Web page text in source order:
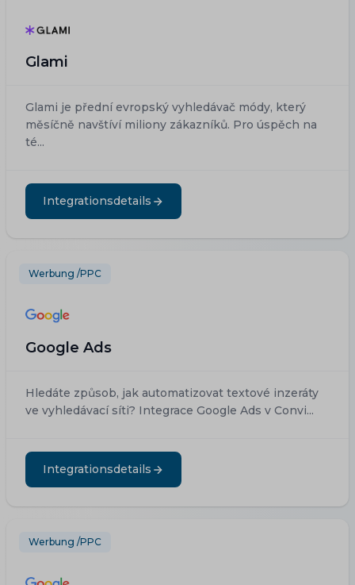
Glami
Glami je přední evropský vyhledávač módy, který
měsíčně navštíví miliony zákazníků. Pro úspěch na
té...
Integrationsdetails
Werbung /PPC
Google Ads
Hledáte způsob, jak automatizovat textové inzeráty
ve vyhledávací síti? Integrace Google Ads v Convi...
Integrationsdetails
Werbung /PPC